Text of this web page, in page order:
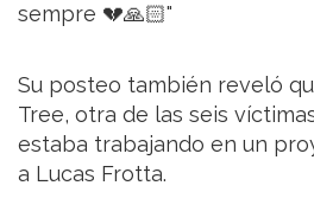
sempre 💔🙏🏻"
Su posteo también reveló
Tree, otra de las seis
estaba trabajando en un
a Lucas Frotta.